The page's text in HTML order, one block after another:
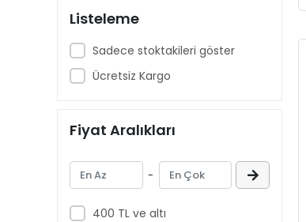
Dede - Fen
Dickie Toys
Disney Pixar Cars
Fisher-Price
Giochi Preziosi
Listeleme
Sadece stoktakileri göster
Ücretsiz Kargo
Fiyat Aralıkları
-
400 TL ve altı